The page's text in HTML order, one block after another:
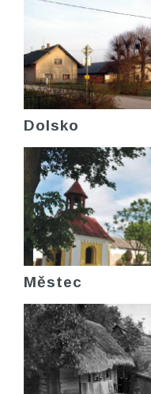
Dolsko
Městec